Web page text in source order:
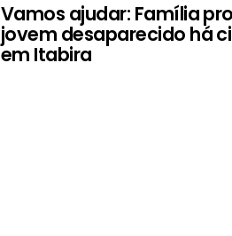
Vamos ajudar: Família
jovem desaparecido há
em Itabira